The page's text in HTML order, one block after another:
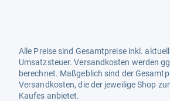
Alle Preise sind Gesamtpreise inkl.
Umsatzsteuer. Versandkosten werden
berechnet. Maßgeblich sind der
Versandkosten, die der jeweilige Shop
Kaufes anbietet.